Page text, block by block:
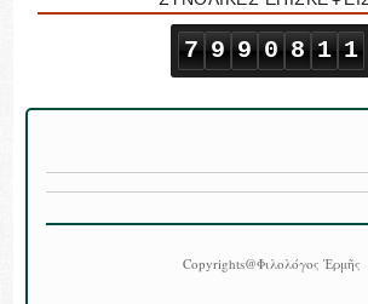
7 9 9 0 8 1 1
Copyrights@Φιλολόγος Ἑρμῆς